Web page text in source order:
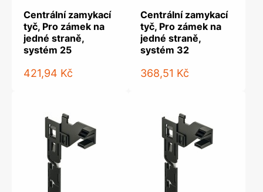
Centrální zamykací
tyč, Pro zámek na
jedné straně,
systém 25
421,94 Kč
Centrální zamykací
tyč, Pro zámek na
jedné straně,
systém 32
368,51 Kč